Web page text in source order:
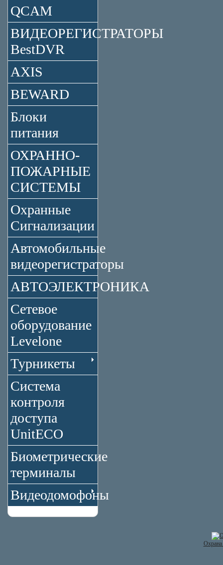
QCAM
ВИДЕОРЕГИСТРАТОРЫ
BestDVR
AXIS
BEWARD
Блоки
питания
ОХРАННО-
ПОЖАРНЫЕ
СИСТЕМЫ
Охранные
Сигнализации
Автомобильные
видеорегистраторы
АВТОЭЛЕКТРОНИКА
Сетевое
оборудование
Levelone
Турникеты
Система
контроля
доступа
UnitECO
Биометрические
терминалы
Видеодомофоны